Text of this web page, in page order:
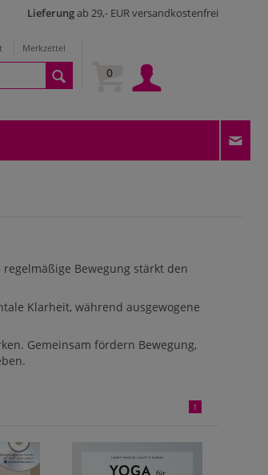
Lieferungab 29,- EUR versandkostenfrei
Merkzettel
0
Bewegung stärkt den
Klarheit, während ausgewogene
Gemeinsam fördern Bewegung,
1